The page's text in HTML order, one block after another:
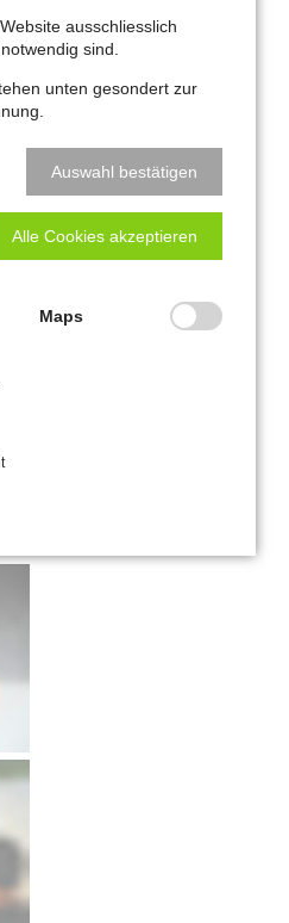
ausschliesslich
sind.
unten gesondert zur
Auswahl bestätigen
Alle Cookies akzeptieren
Maps